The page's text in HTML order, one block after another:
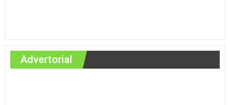
Advertorial